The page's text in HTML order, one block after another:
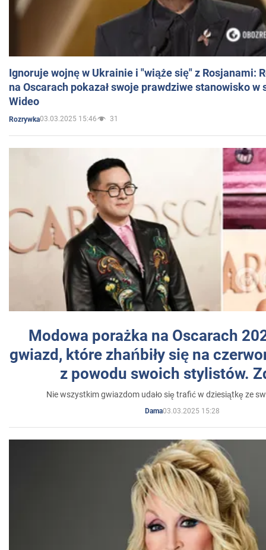
Ignoruje wojnę w Ukrainie i "wiąże się" z Rosjanami:
na Oscarach pokazał swoje prawdziwe stanowisko w
Wideo
Rozrywka03.03.2025 15:46 31
Modowa porażka na Oscarach
gwiazd, które zhańbiły się na
z powodu swoich stylistów.
Nie wszystkim gwiazdom udało się trafić w dziesiątkę ze
Dama03.03.2025 15:28